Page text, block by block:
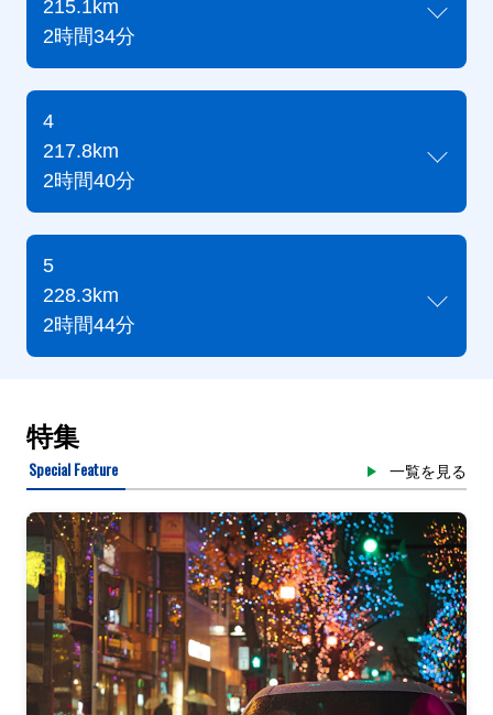
215.1km
2時間34分
4
217.8km
2時間40分
5
228.3km
2時間44分
特集
Special Feature 一覧を見る